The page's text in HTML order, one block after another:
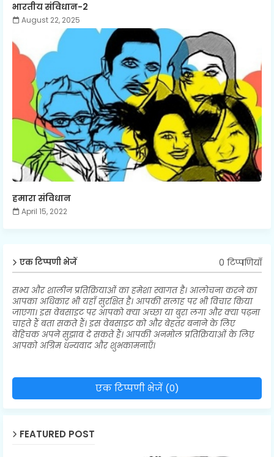
भारतीय संविधान-2
August 22, 2025
हमारा संविधान
April 15, 2022
एक टिप्पणी भेजें 0 टिप्पणियाँ
सभ्य और शालीन प्रतिक्रियाओं का हमेशा स्वागत है। आलोचना करने का
आपका अधिकार भी यहाँ सुरक्षित है। आपकी सलाह पर भी विचार किया
जाएगा। इस वेबसाइट पर आपको क्या अच्छा या बुरा लगा और क्या पढ़ना
चाहते हैं बता सकते हैं। इस वेबसाइट को और बेहतर बनाने के लिए
बेहिचक अपने सुझाव दे सकते हैं। आपकी अनमोल प्रतिक्रियाओं के लिए
आपको अग्रिम धन्यवाद और शुभकामनाएँ।
एक टिप्पणी भेजें (0)
FEATURED POST